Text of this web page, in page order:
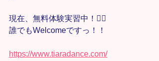
現在、無料体験実習中！🙋‍♀️
誰でもWelcomeですっ！！
https://www.tiaradance.com/